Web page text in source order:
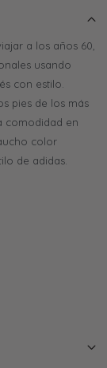
a los años 60,
usando
con estilo.
pies de los más
comodidad en
color
de adidas.